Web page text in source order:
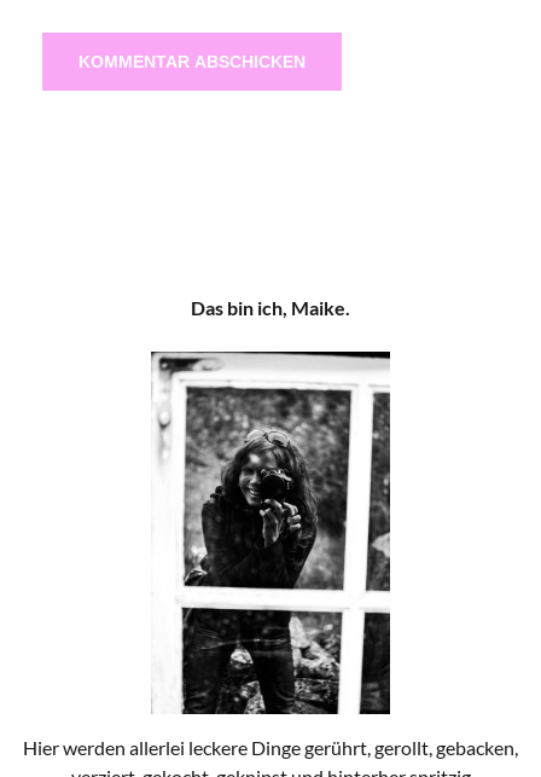
Das bin ich, Maike.
Hier werden allerlei leckere Dinge gerührt, gerollt, gebacken,